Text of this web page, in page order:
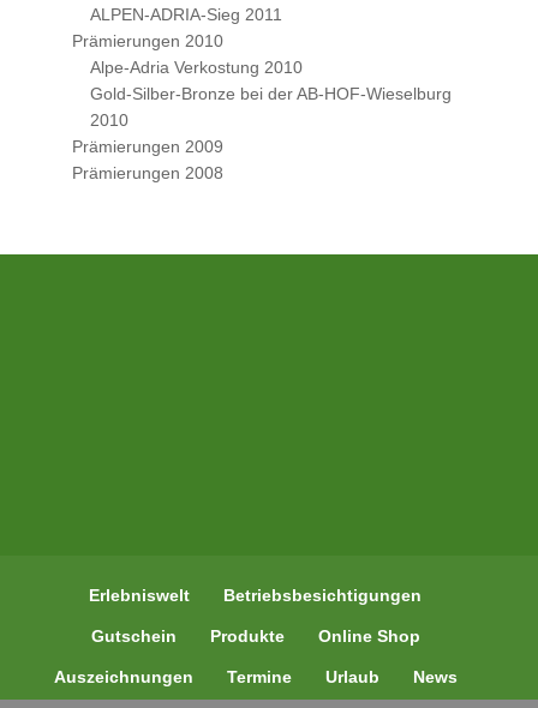
ALPEN-ADRIA-Sieg 2011
Prämierungen 2010
Alpe-Adria Verkostung 2010
Gold-Silber-Bronze bei der AB-HOF-Wieselburg
2010
Prämierungen 2009
Prämierungen 2008
Erlebniswelt Betriebsbesichtigungen
Gutschein Produkte Online Shop
Auszeichnungen Termine Urlaub News